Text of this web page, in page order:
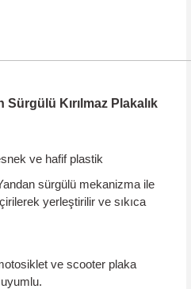
Kırılmaz Plakalık
ve hafif plastik
sürgülü mekanizma ile
yerleştirilir ve sıkıca
ve scooter plaka